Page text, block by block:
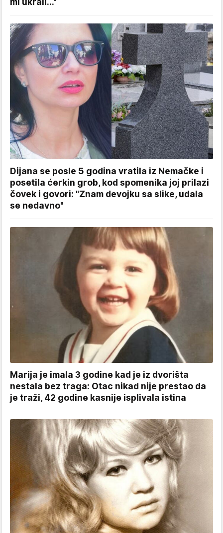
Dijana se posle 5 godina vratila iz Nemačke i
posetila ćerkin grob, kod spomenika joj prilazi
čovek i govori: "Znam devojku sa slike, udala
se nedavno"
Marija je imala 3 godine kad je iz dvorišta
nestala bez traga: Otac nikad nije prestao da
je traži, 42 godine kasnije isplivala istina